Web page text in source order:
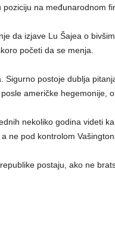
na međunarodnom
da izjave Lu Šajea o
početi da se menja.
Sigurno postoje dublja
američke hegemonije,
nekoliko godina videti
ne pod kontrolom
postaju, ako ne